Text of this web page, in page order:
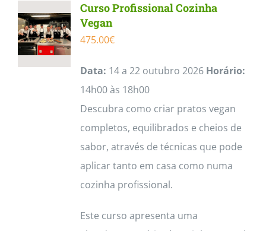
Curso Profissional Cozinha
Vegan
475.00€
Data: 14 a 22 outubro 2026 Horário:
14h00 às 18h00
Descubra como criar pratos vegan
completos, equilibrados e cheios de
sabor, através de técnicas que pode
aplicar tanto em casa como numa
cozinha profissional.
Este curso apresenta uma